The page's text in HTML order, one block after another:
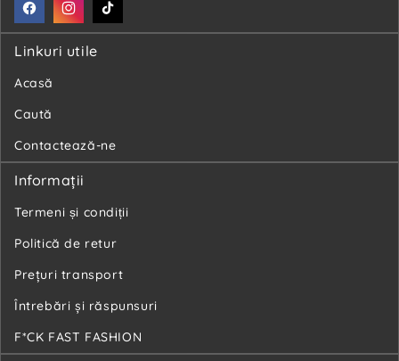
FacebookInstagramTikTok
Linkuri utile
Acasă
Caută
Contactează-ne
Informaţii
Termeni și condiții
Politică de retur
Preţuri transport
Întrebări şi răspunsuri
F*CK FAST FASHION